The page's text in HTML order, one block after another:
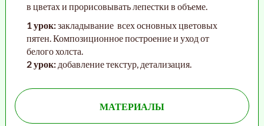
в цветах и прорисовывать лепестки в объеме.
1 урок:закладывание всех основных цветовых
пятен. Композиционное построение и уход от
белого холста.
2 урок: добавление текстур, детализация.
МАТЕРИАЛЫ